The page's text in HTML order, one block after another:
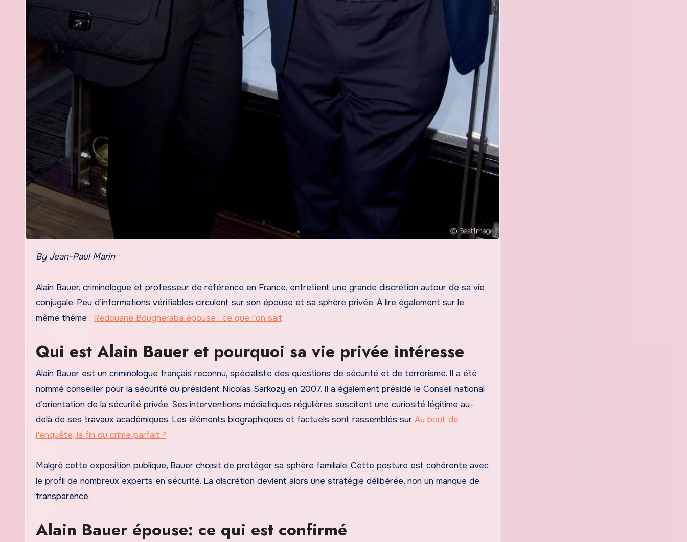
By Jean-Paul Marin
Alain Bauer, criminologue et professeur de référence en France, entretient une grande discrétion autour de sa vie
conjugale. Peu d’informations vérifiables circulent sur son épouse et sa sphère privée. À lire également sur le
même thème : Redouane Bougheraba épouse : ce que l'on sait
Qui est Alain Bauer et pourquoi sa vie privée intéresse
Alain Bauer est un criminologue français reconnu, spécialiste des questions de sécurité et de terrorisme. Il a été
nommé conseiller pour la sécurité du président Nicolas Sarkozy en 2007. Il a également présidé le Conseil national
d’orientation de la sécurité privée. Ses interventions médiatiques régulières suscitent une curiosité légitime au-
delà de ses travaux académiques. Les éléments biographiques et factuels sont rassemblés sur Au bout de
l'enquête, la fin du crime parfait ?
Malgré cette exposition publique, Bauer choisit de protéger sa sphère familiale. Cette posture est cohérente avec
le profil de nombreux experts en sécurité. La discrétion devient alors une stratégie délibérée, non un manque de
transparence.
Alain Bauer épouse: ce qui est confirmé